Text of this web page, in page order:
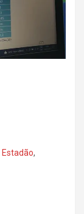
Estadão,